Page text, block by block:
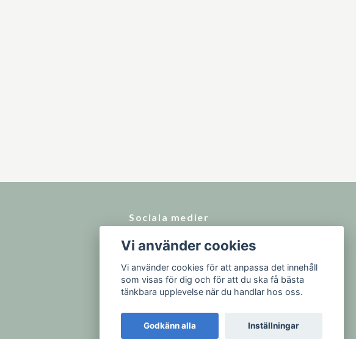
Sociala medier
Vi använder cookies
Vi använder cookies för att anpassa det innehåll
som visas för dig och för att du ska få bästa
tänkbara upplevelse när du handlar hos oss.
Godkänn alla Inställningar